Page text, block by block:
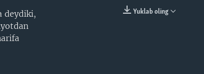
Yuklab oling
deydiki,